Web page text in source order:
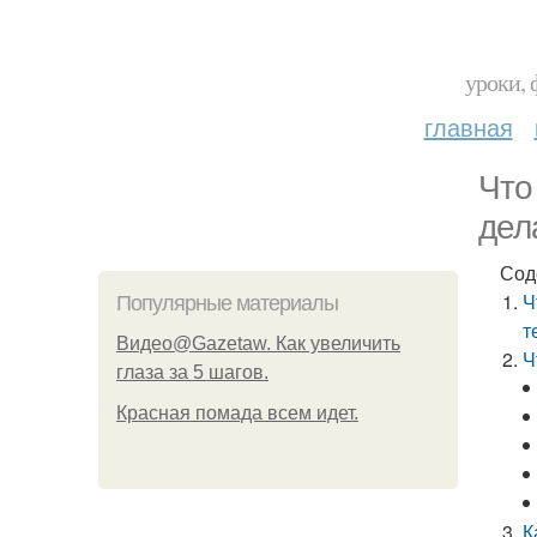
уроки,
главная
Популярные материалы
Видео@Gazetaw. Как увеличить
глаза за 5 шагов.
Красная помада всем идет.